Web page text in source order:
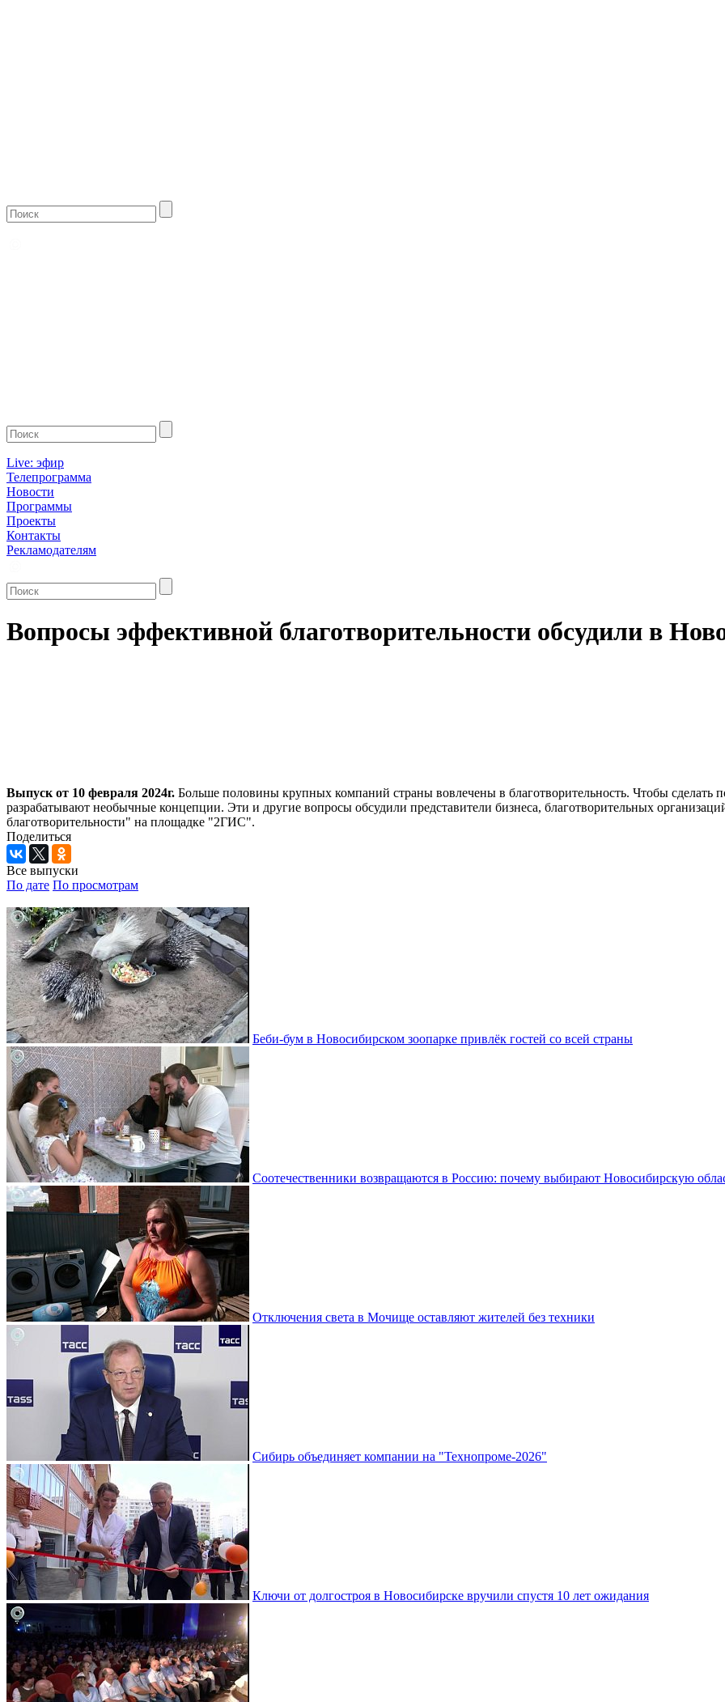
Live: эфир
Телепрограмма
Новости
Программы
Проекты
Контакты
Рекламодателям
Вопросы эффективной благотворительности обсудили в
Выпуск от 10 февраля 2024г. Больше половины крупных компаний страны вовлечены в благотворительность. Чтобы сделать
разрабатывают необычные концепции. Эти и другие вопросы обсудили представители бизнеса, благотворительных
благотворительности" на площадке "2ГИС".
Поделиться
Все выпуски
По дате По просмотрам
Беби-бум в Новосибирском зоопарке привлёк гостей со всей страны
Соотечественники возвращаются в Россию: почему выбирают Новосибирскую
Отключения света в Мочище оставляют жителей без техники
Сибирь объединяет компании на "Технопроме-2026"
Ключи от долгостроя в Новосибирске вручили спустя 10 лет ожидания